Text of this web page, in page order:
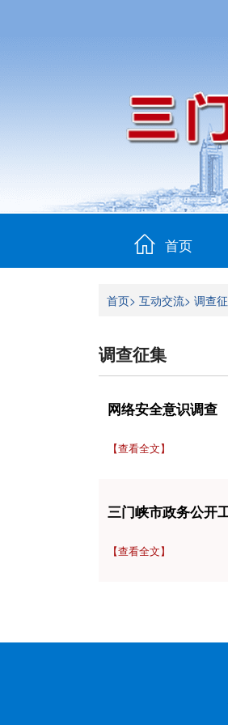
首页
首页> 互动交流> 调查
调查征集
网络安全意识调查
【查看全文】
三门峡市政务公开
【查看全文】